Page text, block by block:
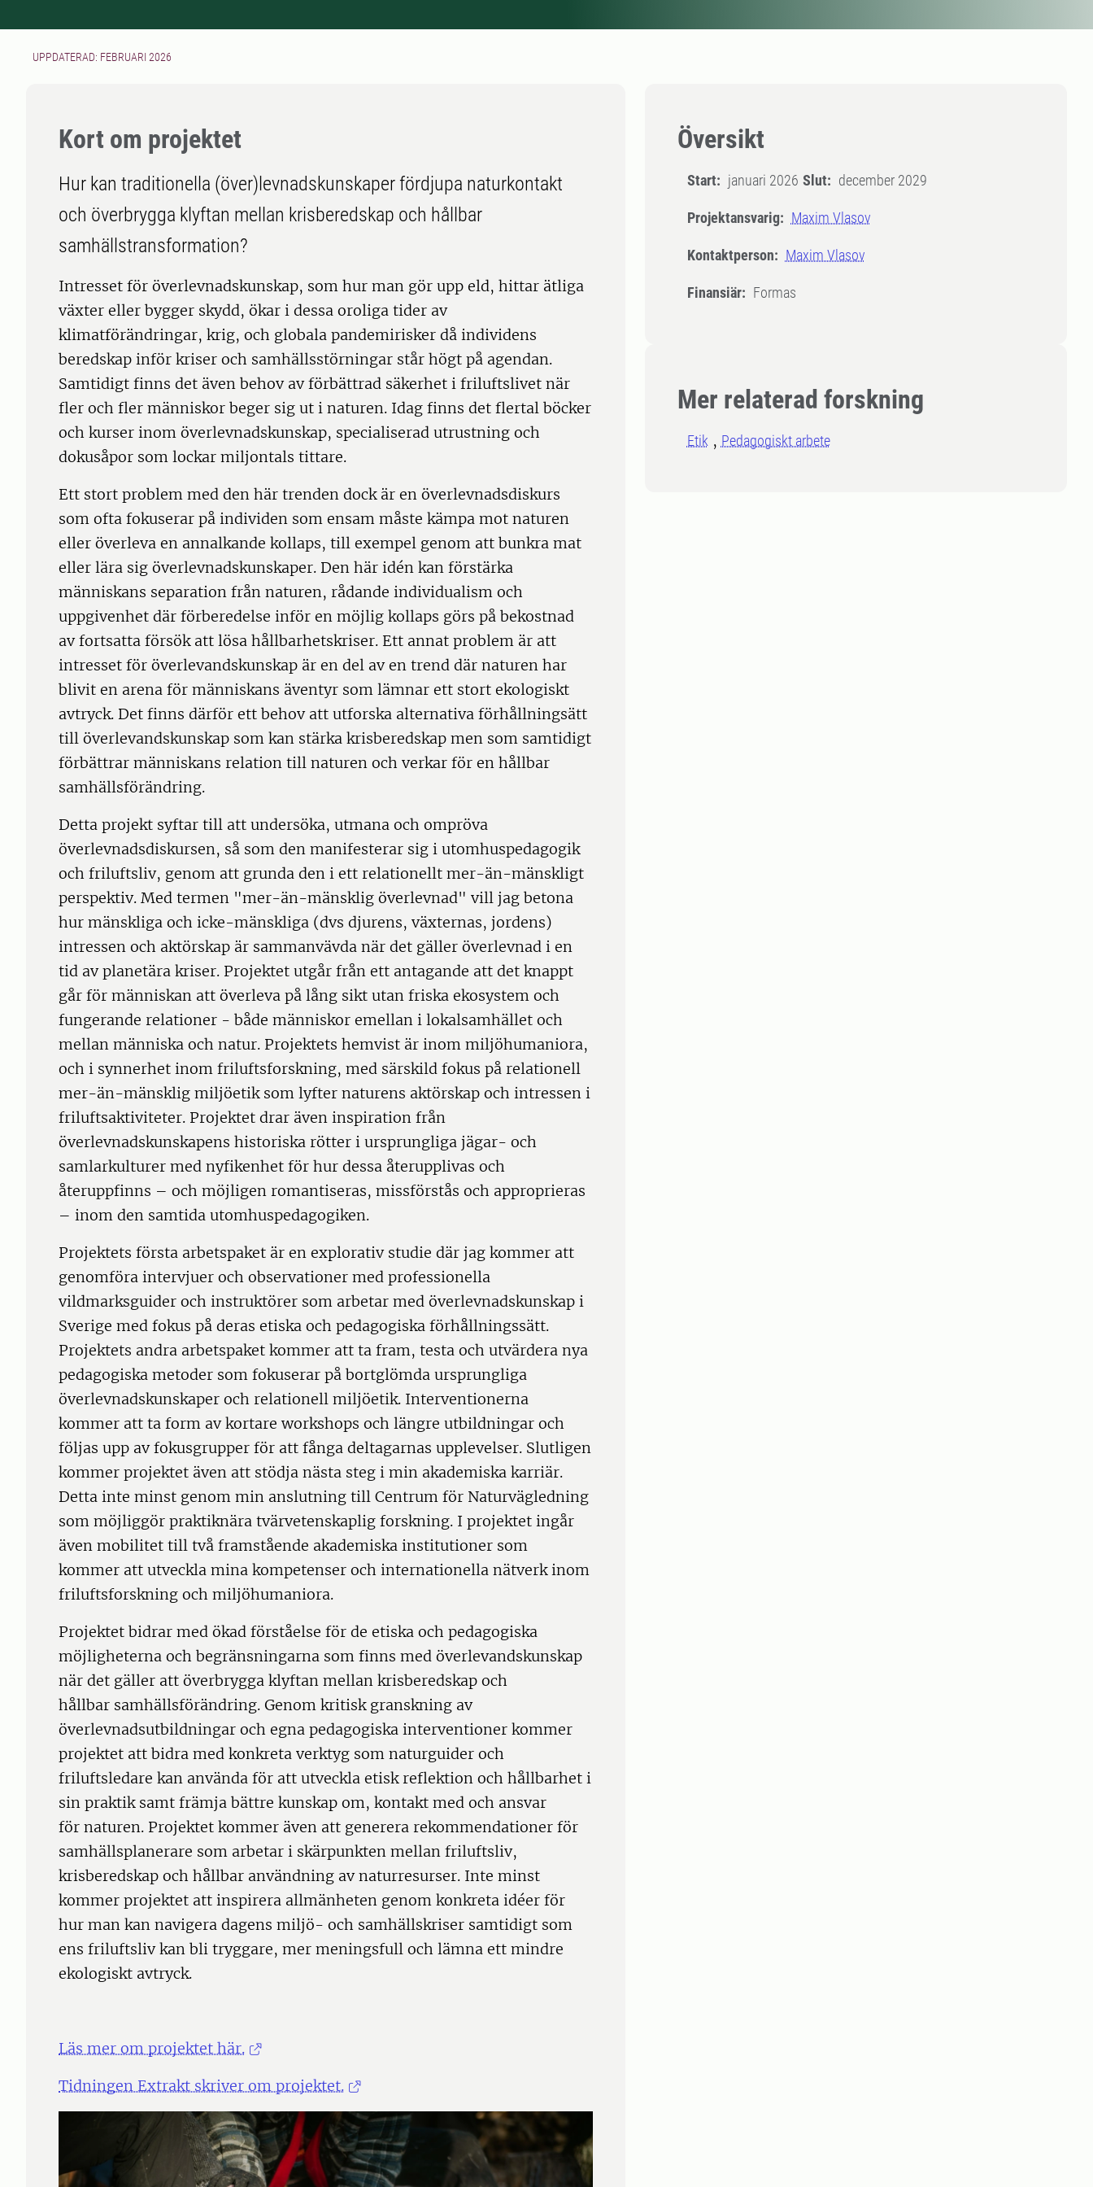
UPPDATERAD: FEBRUARI 2026
Översikt
Start: januari 2026 Slut: december 2029
Projektansvarig: Maxim Vlasov
Kontaktperson: Maxim Vlasov
Finansiär: Formas
Mer relaterad forskning
Etik Pedagogiskt arbete
Kort om projektet
Hur kan traditionella (över)levnadskunskaper fördjupa naturkontakt
och överbrygga klyftan mellan krisberedskap och hållbar
samhällstransformation?
Intresset för överlevnadskunskap, som hur man gör upp eld, hittar ätliga
växter eller bygger skydd, ökar i dessa oroliga tider av
klimatförändringar, krig, och globala pandemirisker då individens
beredskap inför kriser och samhällsstörningar står högt på agendan.
Samtidigt finns det även behov av förbättrad säkerhet i friluftslivet när
fler och fler människor beger sig ut i naturen. Idag finns det flertal böcker
och kurser inom överlevnadskunskap, specialiserad utrustning och
dokusåpor som lockar miljontals tittare.
Ett stort problem med den här trenden dock är en överlevnadsdiskurs
som ofta fokuserar på individen som ensam måste kämpa mot naturen
eller överleva en annalkande kollaps, till exempel genom att bunkra mat
eller lära sig överlevnadskunskaper. Den här idén kan förstärka
människans separation från naturen, rådande individualism och
uppgivenhet där förberedelse inför en möjlig kollaps görs på bekostnad
av fortsatta försök att lösa hållbarhetskriser. Ett annat problem är att
intresset för överlevandskunskap är en del av en trend där naturen har
blivit en arena för människans äventyr som lämnar ett stort ekologiskt
avtryck. Det finns därför ett behov att utforska alternativa förhållningsätt
till överlevandskunskap som kan stärka krisberedskap men som samtidigt
förbättrar människans relation till naturen och verkar för en hållbar
samhällsförändring.
Detta projekt syftar till att undersöka, utmana och ompröva
överlevnadsdiskursen, så som den manifesterar sig i utomhuspedagogik
och friluftsliv, genom att grunda den i ett relationellt mer-än-mänskligt
perspektiv. Med termen "mer-än-mänsklig överlevnad" vill jag betona
hur mänskliga och icke-mänskliga (dvs djurens, växternas, jordens)
intressen och aktörskap är sammanvävda när det gäller överlevnad i en
tid av planetära kriser. Projektet utgår från ett antagande att det knappt
går för människan att överleva på lång sikt utan friska ekosystem och
fungerande relationer - både människor emellan i lokalsamhället och
mellan människa och natur. Projektets hemvist är inom miljöhumaniora,
och i synnerhet inom friluftsforskning, med särskild fokus på relationell
mer-än-mänsklig miljöetik som lyfter naturens aktörskap och intressen i
friluftsaktiviteter. Projektet drar även inspiration från
överlevnadskunskapens historiska rötter i ursprungliga jägar- och
samlarkulturer med nyfikenhet för hur dessa återupplivas och
återuppfinns – och möjligen romantiseras, missförstås och approprieras
– inom den samtida utomhuspedagogiken.
Projektets första arbetspaket är en explorativ studie där jag kommer att
genomföra intervjuer och observationer med professionella
vildmarksguider och instruktörer som arbetar med överlevnadskunskap i
Sverige med fokus på deras etiska och pedagogiska förhållningssätt.
Projektets andra arbetspaket kommer att ta fram, testa och utvärdera nya
pedagogiska metoder som fokuserar på bortglömda ursprungliga
överlevnadskunskaper och relationell miljöetik. Interventionerna
kommer att ta form av kortare workshops och längre utbildningar och
följas upp av fokusgrupper för att fånga deltagarnas upplevelser. Slutligen
kommer projektet även att stödja nästa steg i min akademiska karriär.
Detta inte minst genom min anslutning till Centrum för Naturvägledning
som möjliggör praktiknära tvärvetenskaplig forskning. I projektet ingår
även mobilitet till två framstående akademiska institutioner som
kommer att utveckla mina kompetenser och internationella nätverk inom
friluftsforskning och miljöhumaniora.
Projektet bidrar med ökad förståelse för de etiska och pedagogiska
möjligheterna och begränsningarna som finns med överlevandskunskap
när det gäller att överbrygga klyftan mellan krisberedskap och
hållbar samhällsförändring. Genom kritisk granskning av
överlevnadsutbildningar och egna pedagogiska interventioner kommer
projektet att bidra med konkreta verktyg som naturguider och
friluftsledare kan använda för att utveckla etisk reflektion och hållbarhet i
sin praktik samt främja bättre kunskap om, kontakt med och ansvar
för naturen. Projektet kommer även att generera rekommendationer för
samhällsplanerare som arbetar i skärpunkten mellan friluftsliv,
krisberedskap och hållbar användning av naturresurser. Inte minst
kommer projektet att inspirera allmänheten genom konkreta idéer för
hur man kan navigera dagens miljö- och samhällskriser samtidigt som
ens friluftsliv kan bli tryggare, mer meningsfull och lämna ett mindre
ekologiskt avtryck.
Läs mer om projektet här.
Tidningen Extrakt skriver om projektet.